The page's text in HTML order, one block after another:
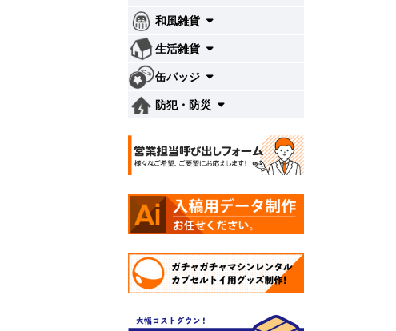
和風雑貨
生活雑貨
缶バッジ
防犯・防災